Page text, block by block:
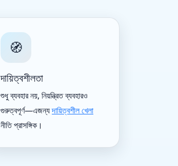
🧭
দায়িত্বশীলতা
শুধু ব্যবহার নয়, নিয়ন্ত্রিত ব্যবহারও
গুরুত্বপূর্ণ—এজন্যদায়িত্বশীল খেলা
নীতি প্রাসঙ্গিক।